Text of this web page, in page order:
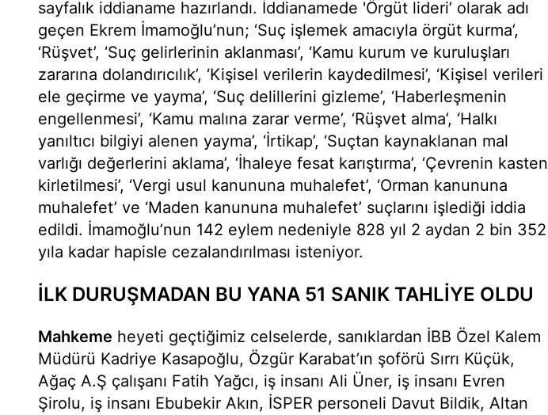
sayfalık iddianame hazırlandı. İddianamede 'Örgüt lideri’ olarak adı
geçen Ekrem İmamoğlu’nun; ‘Suç işlemek amacıyla örgüt kurma’,
‘Rüşvet’, ‘Suç gelirlerinin aklanması’, ‘Kamu kurum ve kuruluşları
zararına dolandırıcılık’, ‘Kişisel verilerin kaydedilmesi’, ‘Kişisel verileri
ele geçirme ve yayma’, ‘Suç delillerini gizleme’, ‘Haberleşmenin
engellenmesi’, ‘Kamu malına zarar verme’, ‘Rüşvet alma’, ‘Halkı
yanıltıcı bilgiyi alenen yayma’, ‘İrtikap’, ‘Suçtan kaynaklanan mal
varlığı değerlerini aklama’, ‘İhaleye fesat karıştırma’, ‘Çevrenin kasten
kirletilmesi’, ‘Vergi usul kanununa muhalefet’, ‘Orman kanununa
muhalefet’ ve ‘Maden kanununa muhalefet’ suçlarını işlediği iddia
edildi. İmamoğlu’nun 142 eylem nedeniyle 828 yıl 2 aydan 2 bin 352
yıla kadar hapisle cezalandırılması isteniyor.
İLK DURUŞMADAN BU YANA 51 SANIK TAHLİYE OLDU
Mahkeme heyeti geçtiğimiz celselerde, sanıklardan İBB Özel Kalem
Müdürü Kadriye Kasapoğlu, Özgür Karabat’ın şoförü Sırrı Küçük,
Ağaç A.Ş çalışanı Fatih Yağcı, iş insanı Ali Üner, iş insanı Evren
Şirolu, iş insanı Ebubekir Akın, İSPER personeli Davut Bildik, Altan